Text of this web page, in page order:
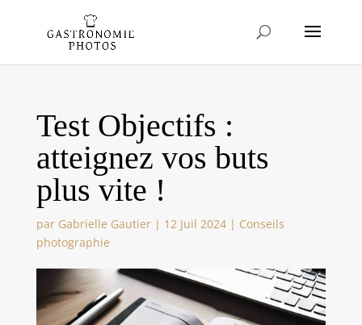
Test Objectifs :
atteignez vos buts
plus vite !
par Gabrielle Gautier| 12 Juil 2024| Conseils
photographie